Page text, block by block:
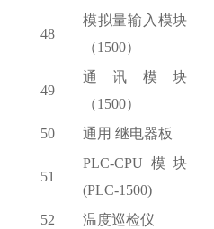
48
模拟量输入模块
（1500）
49
通讯模块
（1500）
50 通用 继电器板
51
PLC-CPU模块
(PLC-1500)
52 温度巡检仪